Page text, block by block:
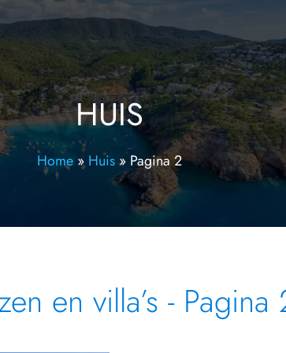
HUIS
Home »Huis» Pagina 2
en villa’s - Pagina